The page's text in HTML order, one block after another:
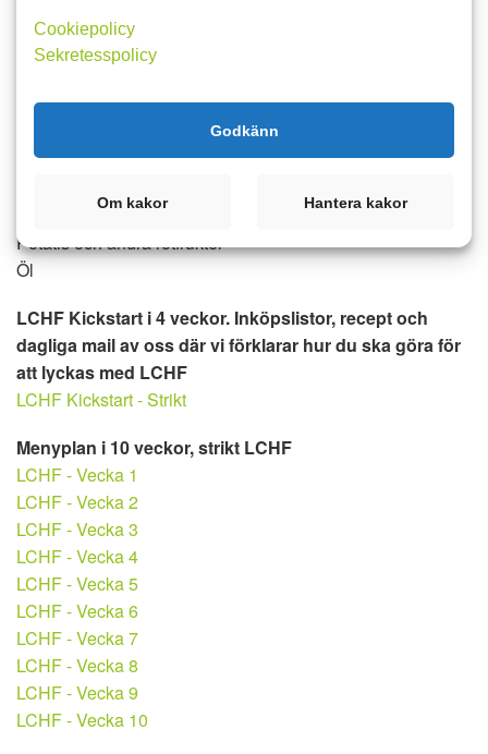
Kostregistrera gärna med jämna mellanrum för att
kontrollera att ditt kolhydratintag.
Ät inte detta om du vill äta LCHF-kost
Socker, söta drycker, kakor, godis, juice och allt annat som
är sött.
frukostflingor, ris och pasta
Potatis och andra rotfrukter
Öl
LCHF Kickstart i 4 veckor. Inköpslistor, recept och
dagliga mail av oss där vi förklarar hur du ska göra för
att lyckas med LCHF
LCHF Kickstart - Strikt
Menyplan i 10 veckor, strikt LCHF
LCHF - Vecka 1
LCHF - Vecka 2
LCHF - Vecka 3
LCHF - Vecka 4
LCHF - Vecka 5
LCHF - Vecka 6
LCHF - Vecka 7
LCHF - Vecka 8
LCHF - Vecka 9
LCHF - Vecka 10
Cookiepolicy
Sekretesspolicy
Godkänn
Om kakor Hantera kakor